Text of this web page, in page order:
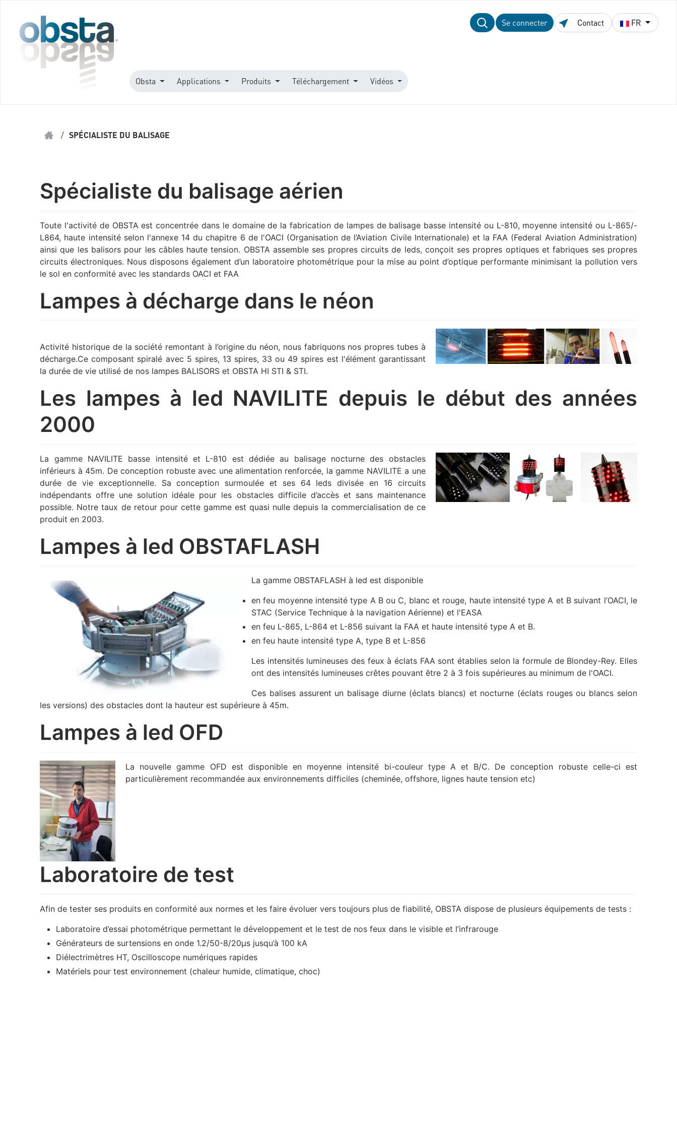
Se connecter Contact FR
Obsta Applications Produits Téléchargement Vidéos
/ SPÉCIALISTE DU BALISAGE
Spécialiste du balisage aérien
Toute l'activité de OBSTA est concentrée dans le domaine de la fabrication de lampes de balisage basse intensité ou L-810, moyenne intensité ou L-865/-
L864, haute intensité selon l'annexe 14 du chapitre 6 de l'OACI (Organisation de l’Aviation Civile Internationale) et la FAA (Federal Aviation Administration)
ainsi que les balisors pour les câbles haute tension. OBSTA assemble ses propres circuits de leds, conçoit ses propres optiques et fabriques ses propres
circuits électroniques. Nous disposons également d’un laboratoire photométrique pour la mise au point d’optique performante minimisant la pollution vers
le sol en conformité avec les standards OACI et FAA
Lampes à décharge dans le néon
Activité historique de la société remontant à l’origine du néon, nous fabriquons nos propres tubes à
décharge.Ce composant spiralé avec 5 spires, 13 spires, 33 ou 49 spires est l'élément garantissant
la durée de vie utilisé de nos lampes BALISORS et OBSTA HI STI & STI.
Les lampes à led NAVILITE depuis le début des années
2000
La gamme NAVILITE basse intensité et L-810 est dédiée au balisage nocturne des obstacles
inférieurs à 45m. De conception robuste avec une alimentation renforcée, la gamme NAVILITE a une
durée de vie exceptionnelle. Sa conception surmoulée et ses 64 leds divisée en 16 circuits
indépendants offre une solution idéale pour les obstacles difficile d’accès et sans maintenance
possible. Notre taux de retour pour cette gamme est quasi nulle depuis la commercialisation de ce
produit en 2003.
Lampes à led OBSTAFLASH
La gamme OBSTAFLASH à led est disponible
en feu moyenne intensité type A B ou C, blanc et rouge, haute intensité type A et B suivant l’OACI, le
STAC (Service Technique à la navigation Aérienne) et l'EASA
en feu L-865, L-864 et L-856 suivant la FAA et haute intensité type A et B.
en feu haute intensité type A, type B et L-856
Les intensités lumineuses des feux à éclats FAA sont établies selon la formule de Blondey-Rey. Elles
ont des intensités lumineuses crêtes pouvant être 2 à 3 fois supérieures au minimum de l'OACI.
Ces balises assurent un balisage diurne (éclats blancs) et nocturne (éclats rouges ou blancs selon
les versions) des obstacles dont la hauteur est supérieure à 45m.
Lampes à led OFD
La nouvelle gamme OFD est disponible en moyenne intensité bi-couleur type A et B/C. De conception robuste celle-ci est
particulièrement recommandée aux environnements difficiles (cheminée, offshore, lignes haute tension etc)
Laboratoire de test
Afin de tester ses produits en conformité aux normes et les faire évoluer vers toujours plus de fiabilité, OBSTA dispose de plusieurs équipements de tests :
Laboratoire d’essai photométrique permettant le développement et le test de nos feux dans le visible et l’infrarouge
Générateurs de surtensions en onde 1.2/50-8/20µs jusqu’à 100 kA
Diélectrimètres HT, Oscilloscope numériques rapides
Matériels pour test environnement (chaleur humide, climatique, choc)